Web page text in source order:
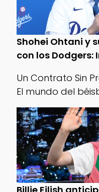
Shohei Ohtani y
con los Dodgers:
Un Contrato Sin
El mundo del